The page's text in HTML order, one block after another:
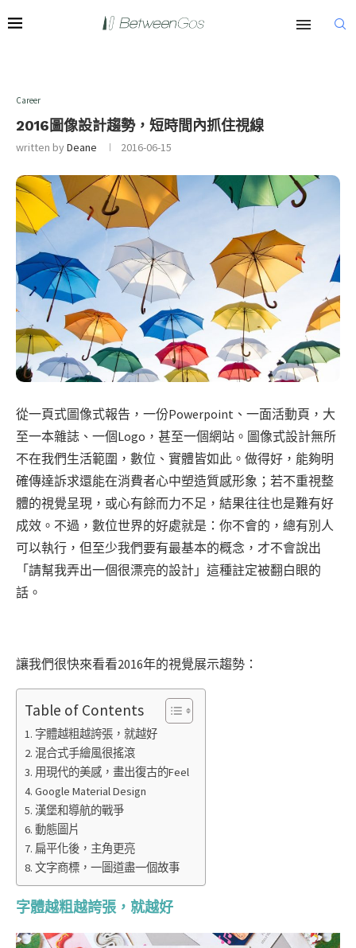
Career
2016圖像設計趨勢，短時間內抓住視線
written byDeane 2016-06-15
從一頁式圖像式報告，一份Powerpoint、一面活動頁，大
至一本雜誌、一個Logo，甚至一個網站。圖像式設計無所
不在我們生活範圍，數位、實體皆如此。做得好，能夠明
確傳達訴求還能在消費者心中塑造質感形象；若不重視整
體的視覺呈現，或心有餘而力不足，結果往往也是難有好
成效。不過，數位世界的好處就是：你不會的，總有別人
可以執行，但至少我們要有最基本的概念，才不會說出
「請幫我弄出一個很漂亮的設計」這種註定被翻白眼的
話。
讓我們很快來看看2016年的視覺展示趨勢：
Table of Contents
字體越粗越誇張，就越好
混合式手繪風很搖滾
用現代的美感，畫出復古的Feel
Google Material Design
漢堡和導航的戰爭
動態圖片
扁平化後，主角更亮
文字商標，一圖道盡一個故事
字體越粗越誇張，就越好